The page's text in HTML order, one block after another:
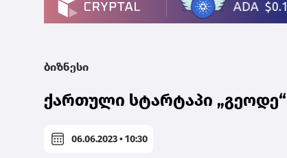
ბიზნესი
ქართული სტარტაპი
06.06.2023 • 10:30